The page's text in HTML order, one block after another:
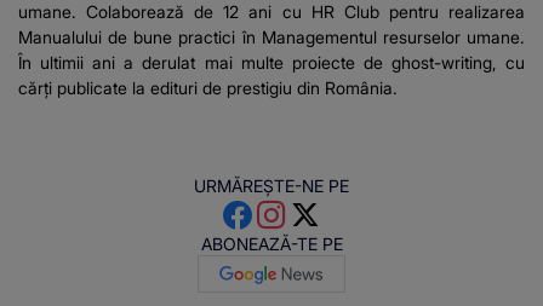
umane. Colaborează de 12 ani cu HR Club pentru realizarea
Manualului de bune practici în Managementul resurselor umane.
În ultimii ani a derulat mai multe proiecte de ghost-writing, cu
cărți publicate la edituri de prestigiu din România.
URMĂREȘTE-NE PE
ABONEAZĂ-TE PE